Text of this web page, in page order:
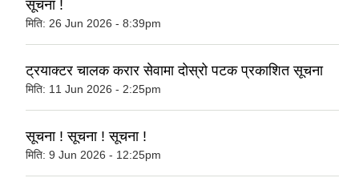
सूचना !
मिति: 26 Jun 2026 - 8:39pm
ट्रयाक्टर चालक करार सेवामा दोस्रो पटक प्रकाशित सूचना
मिति: 11 Jun 2026 - 2:25pm
सूचना ! सूचना ! सूचना !
मिति: 9 Jun 2026 - 12:25pm